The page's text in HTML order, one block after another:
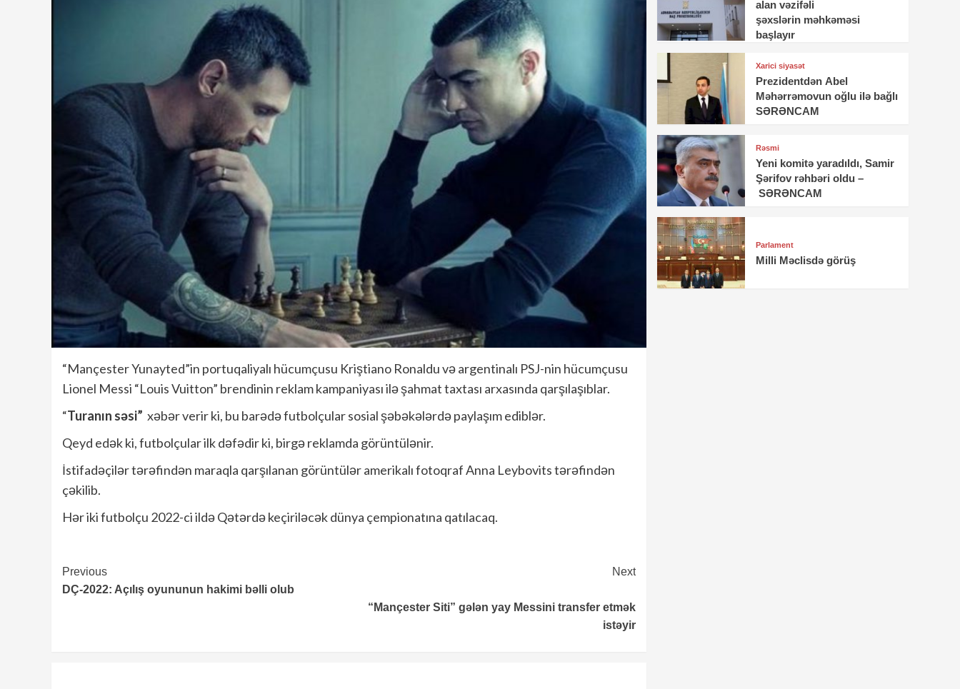
“Mançester Yunayted”in portuqaliyalı hücumçusu Kriştiano Ronaldu və argentinalı PSJ-nin hücumçusu
Lionel Messi “Louis Vuitton” brendinin reklam kampaniyası ilə şahmat taxtası arxasında qarşılaşıblar.
“Turanın səsi” xəbər verir ki, bu barədə futbolçular sosial şəbəkələrdə paylaşım ediblər.
Qeyd edək ki, futbolçular ilk dəfədir ki, birgə reklamda görüntülənir.
İstifadəçilər tərəfindən maraqla qarşılanan görüntülər amerikalı fotoqraf Anna Leybovits tərəfindən
çəkilib.
Hər iki futbolçu 2022-ci ildə Qətərdə keçiriləcək dünya çempionatına qatılacaq.
Continue
Reading
Previous
DÇ-2022: Açılış oyununun hakimi bəlli olub
Next
“Mançester Siti” gələn yay Messini transfer etmək
istəyir
alan vəzifəli
şəxslərin məhkəməsi
başlayır
Xarici siyasət
Prezidentdən Abel
Məhərrəmovun oğlu ilə bağlı
SƏRƏNCAM
Rəsmi
Yeni komitə yaradıldı, Samir
Şərifov rəhbəri oldu –
SƏRƏNCAM
Parlament
Milli Məclisdə görüş